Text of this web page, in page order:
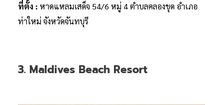
ที่ตั้ง : หาดแหลมเสด็จ 54/6 หมู่ 4 ตำบลคลองขุด อำเภอ
ท่าใหม่ จังหวัดจันทบุรี
3. Maldives Beach Resort